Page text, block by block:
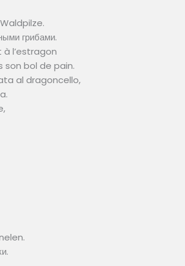
грибами.
l’estragon
son bol de pain.
al dragoncello,